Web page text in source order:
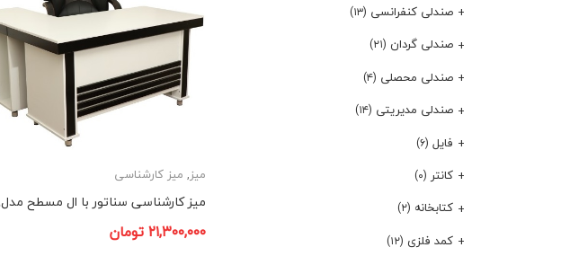
میز, میز کارشناسی
میز کارشناسی سناتور با ال مسطح مدل۱۰۱۹
۲۱,۳۰۰,۰۰۰تومان
صندلی کنفرانسی (۱۳)
صندلی گردان (۲۱)
صندلی محصلی (۴)
صندلی مدیریتی (۱۴)
فایل (۶)
کانتر (۰)
کتابخانه (۲)
کمد فلزی (۱۲)